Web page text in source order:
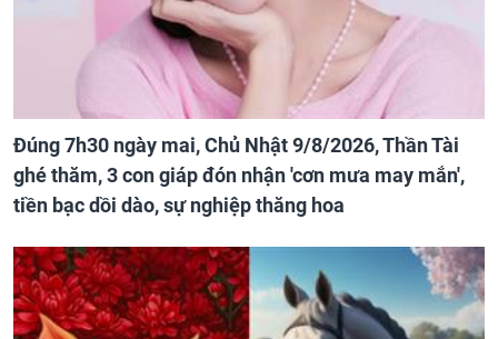
Đúng 7h30 ngày mai, Chủ Nhật 9/8/2026, Thần Tài
ghé thăm, 3 con giáp đón nhận 'cơn mưa may mắn',
tiền bạc dồi dào, sự nghiệp thăng hoa